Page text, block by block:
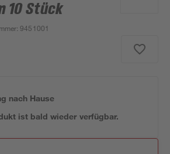
10 Stück
:9451001
nach Hause
ist bald wieder verfügbar.